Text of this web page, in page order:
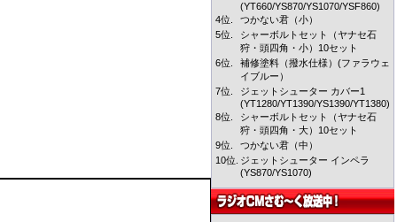
(YT660/YS870/YS1070/YSF860)
4位.
つかない君（小）
5位.
シャーボルトセット（ヤナセ石
狩・頭四角・小）10セット
6位.
補修塗料（撥水仕様）(ファラウェ
イブルー）
7位.
ジェットシューター カバー1
(YT1280/YT1390/YS1390/YT1380)
8位.
シャーボルトセット（ヤナセ石
狩・頭四角・大）10セット
9位.
つかない君（中）
10位. ジェットシューター インペラ
(YS870/YS1070)